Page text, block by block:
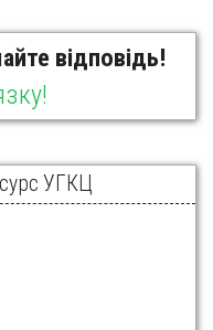
відповідь!
УГКЦ